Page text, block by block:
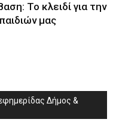
Το κλειδί για την
µας
Δήμος &